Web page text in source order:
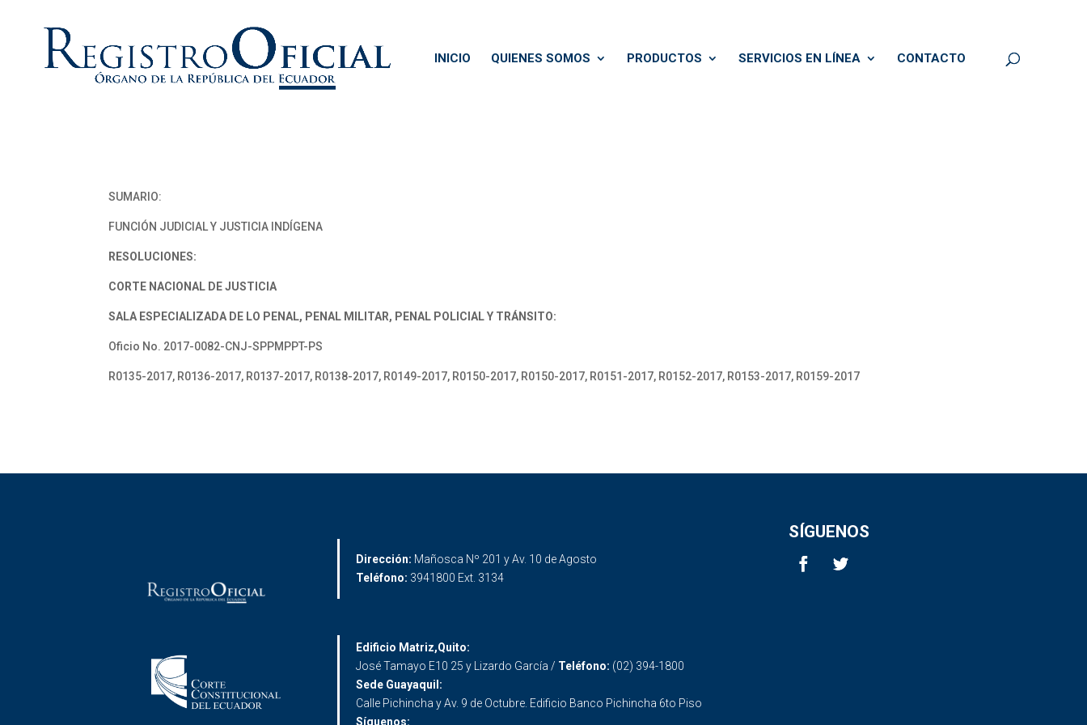
INICIO QUIENES SOMOS PRODUCTOS SERVICIOS EN LÍNEA CONTACTO
SUMARIO:
FUNCIÓN JUDICIAL Y JUSTICIA INDÍGENA
RESOLUCIONES:
CORTE NACIONAL DE JUSTICIA
SALA ESPECIALIZADA DE LO PENAL, PENAL MILITAR, PENAL POLICIAL Y TRÁNSITO:
Oficio No. 2017-0082-CNJ-SPPMPPT-PS
R0135-2017, R0136-2017, R0137-2017, R0138-2017, R0149-2017, R0150-2017, R0150-2017, R0151-2017, R0152-2017, R0153-2017, R0159-2017
Dirección: Mañosca Nº 201 y Av. 10 de Agosto
Teléfono: 3941800 Ext. 3134
SÍGUENOS
Edificio Matriz,Quito:
José Tamayo E10 25 y Lizardo García / Teléfono: (02) 394-1800
Sede Guayaquil:
Calle Pichincha y Av. 9 de Octubre. Edificio Banco Pichincha 6to Piso
Síguenos: